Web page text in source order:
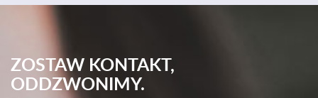
ZOSTAW KONTAKT,
ODDZWONIMY.